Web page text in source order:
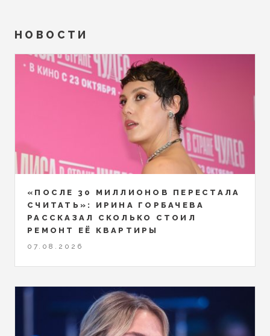
НОВОСТИ
«ПОСЛЕ 30 МИЛЛИОНОВ ПЕРЕСТАЛА
СЧИТАТЬ»: ИРИНА ГОРБАЧЕВА
РАССКАЗАЛ СКОЛЬКО СТОИЛ
РЕМОНТ ЕЁ КВАРТИРЫ
07.08.2026